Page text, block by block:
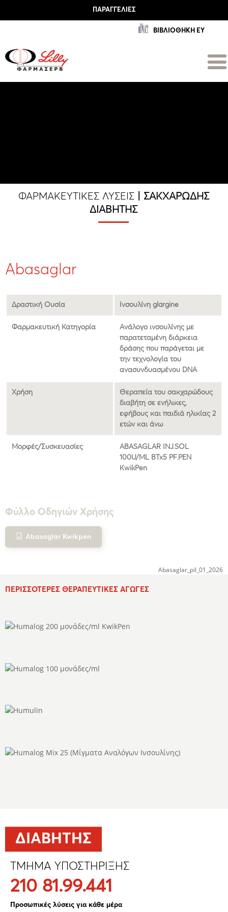
ΠΑΡΑΓΓΕΛΊΕΣ
ΒΙΒΛΙΟΘΗΚΗ ΕΥ
ΦΑΡΜΑΚΕΥΤΙΚΈΣ ΛΎΣΕΙΣ| ΣΑΚΧΑΡΏΔΗΣ
ΔΙΑΒΉΤΗΣ
Abasaglar
Δραστική Ουσία Ινσουλίνη glargine
Φαρμακευτική Κατηγορία
Ανάλογο ινσουλίνης με
παρατεταμένη διάρκεια
δράσης που παράγεται με
την τεχνολογία του
ανασυνδυασμένου DNA
Χρήση
Θεραπεία του σακχαρώδους
διαβήτη σε ενήλικες,
εφήβους και παιδιά ηλικίας 2
ετών και άνω
Μορφές/Συσκευασίες
ABASAGLAR INJ.SOL
100U/ML BTx5 PF.PEN
KwikPen
Φύλλο Οδηγιών Χρήσης
Abasaglar Kwikpen
Abasaglar_pil_01_2026
ΠΕΡΙΣΣΌΤΕΡΕΣ ΘΕΡΑΠΕΥΤΙΚΈΣ ΑΓΩΓΈΣ
ΔΙΑΒΉΤΗΣ
ΤΜΉΜΑ ΥΠΟΣΤΉΡΙΞΗΣ
210 81.99.441
Προσωπικές λύσεις για κάθε μέρα